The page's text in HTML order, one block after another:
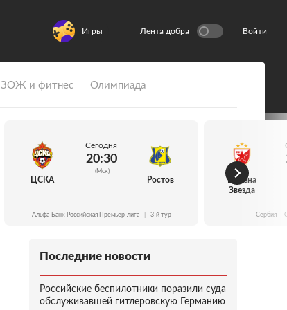
Игры Лента добра Войти
ЗОЖ и фитнес Олимпиада
ЦСКА
Сегодня
20:30
(Мск)
Ростов
Альфа-Банк Российская Премьер-лига 3-й тур
Црвена
Звезда
Сербия —
Последние новости
Российские беспилотники поразили суда
обслуживавшей гитлеровскую Германию